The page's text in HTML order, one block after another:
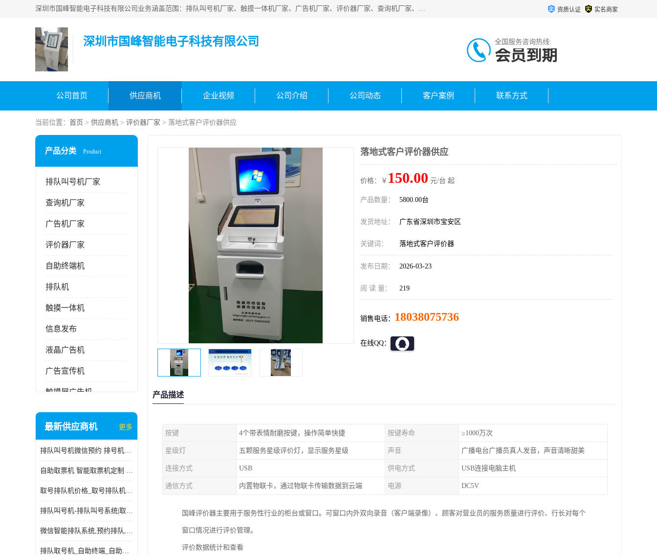
深圳市国峰智能电子科技有限公司业务涵盖范围：排队叫号机厂家、触摸一体机厂家、广告机厂家、评价器厂家、查询机厂家、自助终端机厂家；公司是一家集研发、生产、销售为一体的国民企业，设备制造商和解决方案提供商，广泛应用于银行、医院、、电力、电信、、交通、民航、保险等行业，为不同行业量身定制软硬件为一体的解决方案。 资质认证 实名商家
深圳市国峰智能电子科技有限公司 全国服务咨询热线:
会员到期
公司首页 供应商机 企业视频 公司介绍 公司动态 客户案例 联系方式
当前位置： 首页 > 供应商机 > 评价器厂家 > 落地式客户评价器供应
产品分类 Product
排队叫号机厂家
查询机厂家
广告机厂家
评价器厂家
自助终端机
排队机
触摸一体机
信息发布
液晶广告机
广告宣传机
触摸屏广告机
液晶显示器
电子白板
自助服务终端
最新供应商机 更多
排队叫号机微信预约 排号机诊所 行政大厅营业厅取号机
自助取票机 智能取票机定制 款式多样
取号排队机价格_取号排队机报价_取号排队机多少钱
排队叫号机-排队叫号系统|取号机-液晶拼接屏-自助终端机
微信智能排队系统,预约排队,扫码排队,微信叫号
排队取号机_自助终端_自助签到一体机 支持定做
落地式客户评价器供应
价格：￥ 150.00 元/台 起
产品数量： 5800.00台
发货地址： 广东省深圳市宝安区
关键词： 落地式客户评价器
发布日期： 2026-03-23
阅 读 量： 219
销售电话： 18038075736
在线QQ：
产品描述
按键 4个带表情耐磨按键，操作简单快捷 按键寿命 ≥1000万次
星级灯 五颗服务星级评价灯，显示服务星级 声音 广播电台广播员真人发音，声音清晰甜美
连接方式 USB 供电方式 USB连接电脑主机
通信方式 内置物联卡，通过物联卡传输数据到云端 电源 DC5V
国峰评价器主要用于服务性行业的柜台或窗口。可窗口内外双向录音（客户端录像）、顾客对营业员的服务质量进行评价、行长对每个
窗口情况进行评价管理。
评价数据统计和查看